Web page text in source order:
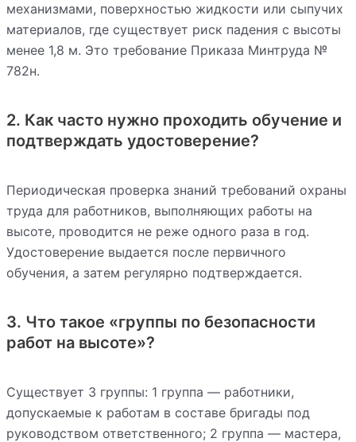
механизмами, поверхностью жидкости или сыпучих
материалов, где существует риск падения с высоты
менее 1,8 м. Это требование Приказа Минтруда №
782н.
2. Как часто нужно проходить обучение и
подтверждать удостоверение?
Периодическая проверка знаний требований охраны
труда для работников, выполняющих работы на
высоте, проводится не реже одного раза в год.
Удостоверение выдается после первичного
обучения, а затем регулярно подтверждается.
3. Что такое «группы по безопасности
работ на высоте»?
Существует 3 группы: 1 группа — работники,
допускаемые к работам в составе бригады под
руководством ответственного; 2 группа — мастера,